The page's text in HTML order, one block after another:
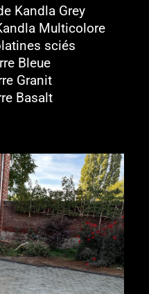
Kandla Grey
Multicolore
sciés
Bleue
Granit
Basalt